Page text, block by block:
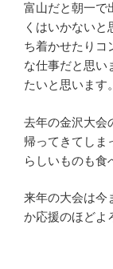
富山だと朝一で
くはいかない
ち着かせたりコ
な仕事だと思い
たいと思います。
去年の金沢大会
帰ってきてしま
らしいものも食
来年の大会は今
か応援のほどよ